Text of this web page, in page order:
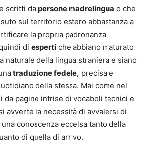
scritti da persone madrelingua o che
sul territorio estero abbastanza a
la propria padronanza
di esperti che abbiano maturato
naturale della lingua straniera e siano
traduzione fedele, precisa e
della stessa. Mai come nel
da pagine intrise di vocaboli tecnici e
avverte la necessità di avvalersi di
conoscenza eccelsa tanto della
di quella di arrivo.